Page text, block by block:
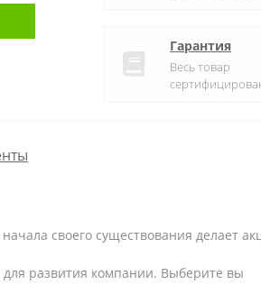
Гарантия
Весь товар
своего существования делает
развития компании. Выберите вы